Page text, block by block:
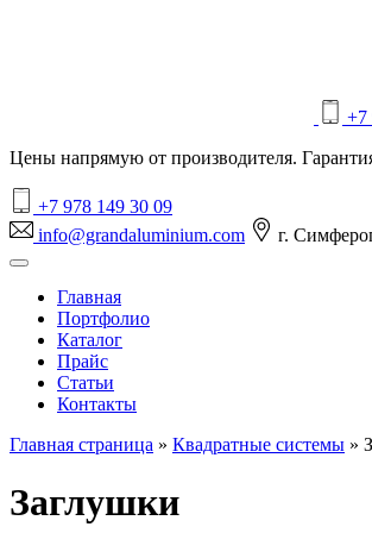
+7
Цены напрямую от производителя.
+7 978 149 30 09
info@grandaluminium.com
г.
Главная
Портфолио
Каталог
Прайс
Статьи
Контакты
Главная страница » Квадратные системы »
Заглушки